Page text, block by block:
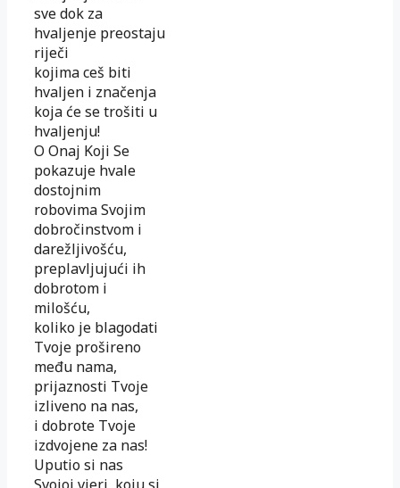
sve dok za
hvaljenje preostaju
riječi
kojima ceš biti
hvaljen i značenja
koja će se trošiti u
hvaljenju!
O Onaj Koji Se
pokazuje hvale
dostojnim
robovima Svojim
dobročinstvom i
darežljivošću,
preplavljujući ih
dobrotom i
milošću,
koliko je blagodati
Tvoje prošireno
među nama,
prijaznosti Tvoje
izliveno na nas,
i dobrote Tvoje
izdvojene za nas!
Uputio si nas